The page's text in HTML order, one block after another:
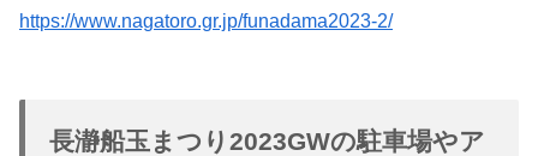
https://www.nagatoro.gr.jp/funadama2023-2/
長瀞船玉まつり2023GWの駐車場やア